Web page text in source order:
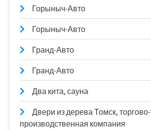
Горыныч-Авто
Горыныч-Авто
Гранд-Авто
Гранд-Авто
Два кита, сауна
Двери из дерева Томск, торгово-
производственная компания